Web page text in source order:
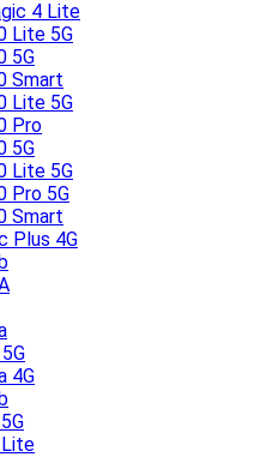
4 Lite
Lite 5G
5G
Smart
Lite 5G
Pro
5G
Lite 5G
Pro 5G
Smart
Plus 4G
4G
Lite